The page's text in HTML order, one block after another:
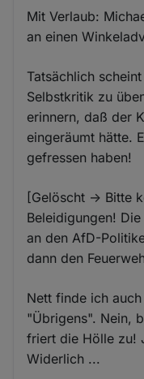
Mit Verlaub:
an einen
Tatsächlich
Selbstkritik zu
erinnern, daß der
eingeräumt hätte.
gefressen haben!
[Gelöscht -> Bitte
Beleidigungen!
an den AfD-
dann den
Nett finde ich
"Übrigens". Nein,
friert die Hölle zu!
Widerlich ...